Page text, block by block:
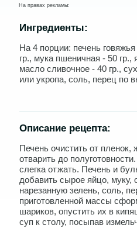
На правах рекламы:
Ингредиенты:
На 4 порции: печень
гр., мука пшеничная - 50 гр.,
масло сливочное - 40 гр.,
или укропа, соль, перец по
Описание рецепта:
Печень очистить от
отварить до
слегка отжать. Печень и
добавить сырое яйцо, муку,
нарезанную зелень, соль,
приготовленной массы
шариков, опустить их в
суп к столу, посыпав